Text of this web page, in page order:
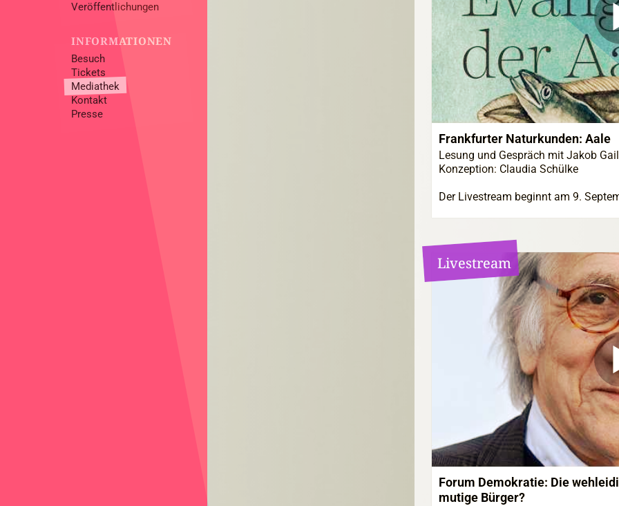
Veröffentlichungen
INFORMATIONEN
Besuch
Tickets
Mediathek
Kontakt
Presse
Frankfurter Naturkunden: Aale
Lesung und Gespräch mit Jakob
Konzeption: Claudia Schülke
Der Livestream beginnt am 9.
Livestream
Forum Demokratie: Die
mutige Bürger?